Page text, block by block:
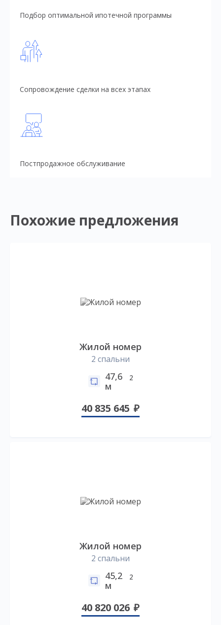
Подбор оптимальной ипотечной программы
Сопровождение сделки на всех этапах
Постпродажное обслуживание
Похожие предложения
Жилой номер
2 спальни
47,6
м
2
40 835 645
Жилой номер
2 спальни
45,2
м
2
40 820 026